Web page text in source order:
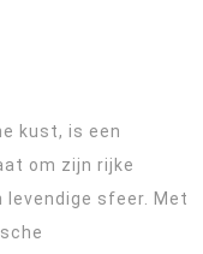
kust, is een
om zijn rijke
sfeer. Met